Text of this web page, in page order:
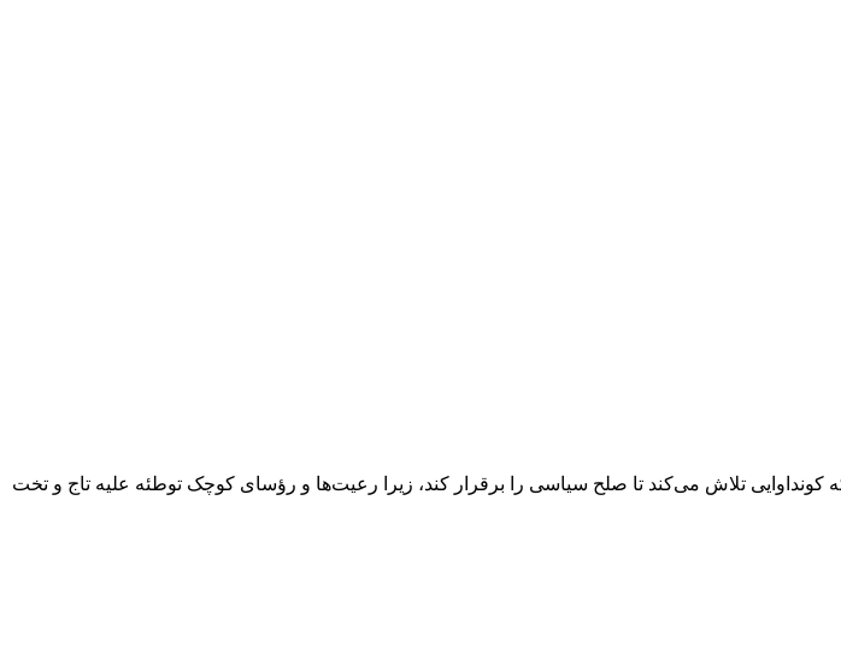
کونداوایی تلاش می‌کند تا صلح سیاسی را برقرار کند، زیرا رعیت‌ها و رؤسای کوچک توطئه علیه تاج و تخت